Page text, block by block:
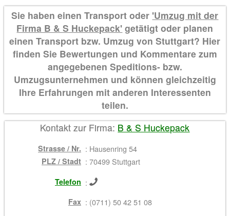
Sie haben einen Transport oder 'Umzug mit der
Firma B & S Huckepack' getätigt oder planen
einen Transport bzw. Umzug von Stuttgart? Hier
finden Sie Bewertungen und Kommentare zum
angegebenen Speditions- bzw.
Umzugsunternehmen und können gleichzeitig
Ihre Erfahrungen mit anderen Interessenten
teilen.
Kontakt zur Firma: B & S Huckepack
Strasse / Nr. : Hausenring 54
PLZ / Stadt : 70499 Stuttgart
Telefon :
Fax : (0711) 50 42 51 08